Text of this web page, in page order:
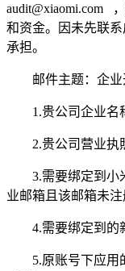
audit@xiaomi.com
和资金。因未先联系
承担。
邮件主题：企
1.贵公司企业名
2.贵公司营业执
3.需要绑定到小
业邮箱且该邮箱未注
4.需要绑定到的
5.原账号下应用